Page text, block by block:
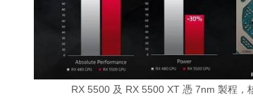
RX 5500 及 RX 5500 XT 憑 7nm 製程，